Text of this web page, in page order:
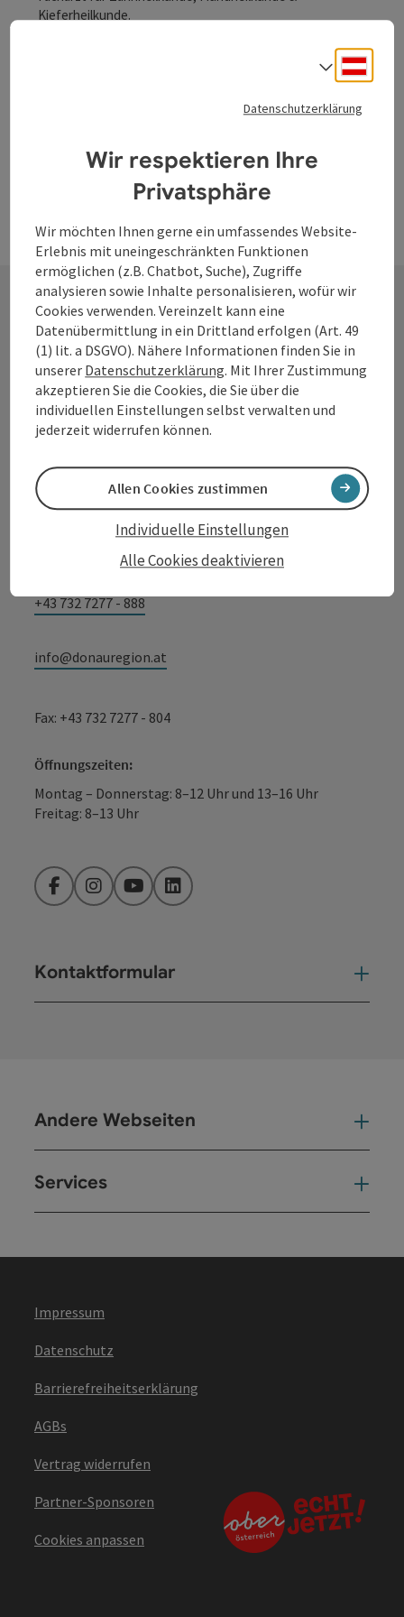
Kieferheilkunde.
Kontakt
Tourismusverband Donauregion
Oberösterreich
WGD Donau Oberösterreich Tourismus
GmbH
Lindengasse 9
+43 732 7277 - 888
info@donauregion.at
Fax: +43 732 7277 - 804
Öffnungszeiten:
Montag – Donnerstag: 8–12 Uhr und 13–16 Uhr
Freitag: 8–13 Uhr
FacebookInstagramYouTubeLinkedIn
Kontaktformular
Andere Webseiten
Services
Impressum
Datenschutz
Barrierefreiheitserklärung
AGBs
Vertrag widerrufen
Partner-Sponsoren
Cookies anpassen
Datenschutzerklärung
Wir respektieren Ihre
Privatsphäre
Wir möchten Ihnen gerne ein umfassendes Website-
Erlebnis mit uneingeschränkten Funktionen
ermöglichen (z.B. Chatbot, Suche), Zugriffe
analysieren sowie Inhalte personalisieren, wofür wir
Cookies verwenden. Vereinzelt kann eine
Datenübermittlung in ein Drittland erfolgen (Art. 49
(1) lit. a DSGVO). Nähere Informationen finden Sie in
unserer Datenschutzerklärung. Mit Ihrer Zustimmung
akzeptieren Sie die Cookies, die Sie über die
individuellen Einstellungen selbst verwalten und
jederzeit widerrufen können.
Alle Cookies deaktivieren
Individuelle Einstellungen
Allen Cookies zustimmen